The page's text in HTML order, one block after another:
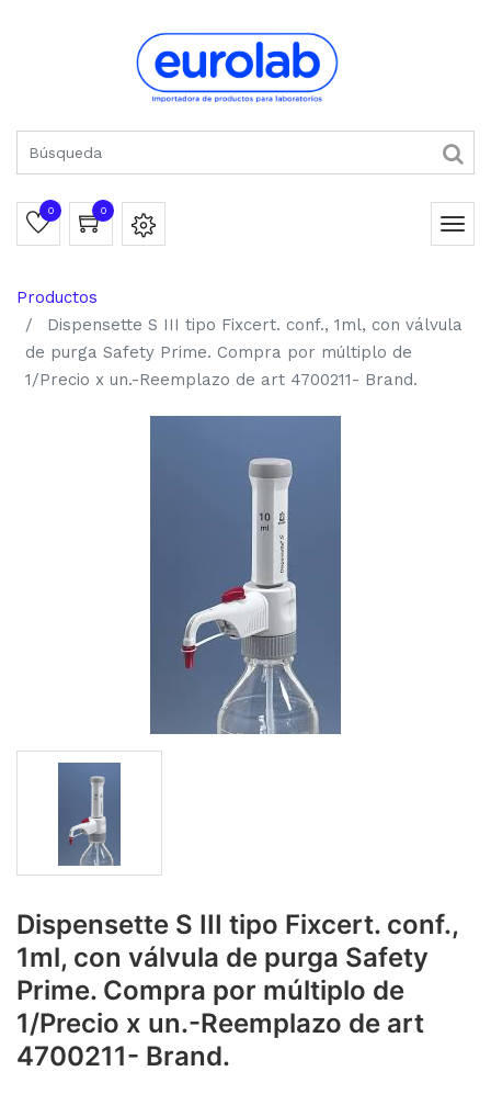
0 0
Productos
Dispensette S III tipo Fixcert. conf., 1ml, con válvula
de purga Safety Prime. Compra por múltiplo de
1/Precio x un.-Reemplazo de art 4700211- Brand.
Dispensette S III tipo Fixcert. conf.,
1ml, con válvula de purga Safety
Prime. Compra por múltiplo de
1/Precio x un.-Reemplazo de art
4700211- Brand.